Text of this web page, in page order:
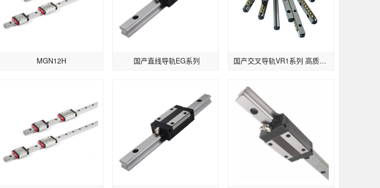
MGN12H 国产直线导轨EG系列 国产交叉导轨VR1系列 高质量滚柱导轨